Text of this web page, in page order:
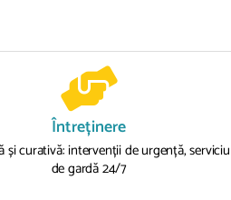
Întreținere
și curativă: intervenții de urgență, serviciu
de gardă 24/7